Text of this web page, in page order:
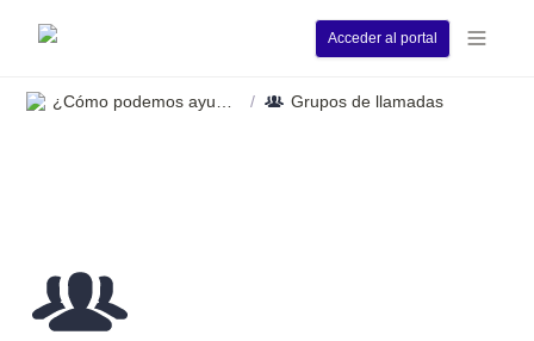
Acceder al portal
/ Grupos de llamadas